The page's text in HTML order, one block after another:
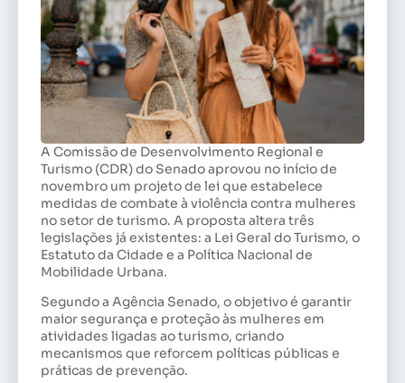
A Comissão de Desenvolvimento Regional e
Turismo (CDR) do Senado aprovou no início de
novembro um projeto de lei que estabelece
medidas de combate à violência contra mulheres
no setor de turismo. A proposta altera três
legislações já existentes: a Lei Geral do Turismo, o
Estatuto da Cidade e a Política Nacional de
Mobilidade Urbana.
Segundo a Agência Senado, o objetivo é garantir
maior segurança e proteção às mulheres em
atividades ligadas ao turismo, criando
mecanismos que reforcem políticas públicas e
práticas de prevenção.